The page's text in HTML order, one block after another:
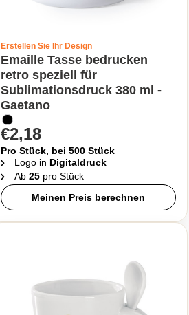
Erstellen Sie Ihr Design
Emaille Tasse bedrucken
retro speziell für
Sublimationsdruck 380 ml -
Gaetano
€2,18
Pro Stück, bei 500 Stück
Logo in Digitaldruck
Ab 25pro Stück
Meinen Preis berechnen